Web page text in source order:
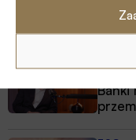
Polecamy
Banki